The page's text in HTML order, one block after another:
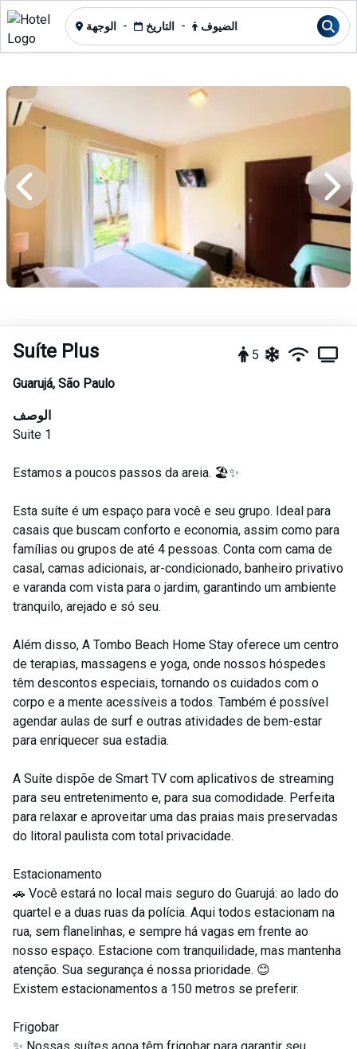
الوجهة - التاريخ - الضيوف
Suíte Plus
5
Guarujá, São Paulo
الوصف
Suite 1
Estamos a poucos passos da areia. 🏖️✨
Esta suíte é um espaço para você e seu grupo. Ideal para
casais que buscam conforto e economia, assim como para
famílias ou grupos de até 4 pessoas. Conta com cama de
casal, camas adicionais, ar-condicionado, banheiro privativo
e varanda com vista para o jardim, garantindo um ambiente
tranquilo, arejado e só seu.
Além disso, A Tombo Beach Home Stay oferece um centro
de terapias, massagens e yoga, onde nossos hóspedes
têm descontos especiais, tornando os cuidados com o
corpo e a mente acessíveis a todos. Também é possível
agendar aulas de surf e outras atividades de bem-estar
para enriquecer sua estadia.
A Suíte dispõe de Smart TV com aplicativos de streaming
para seu entretenimento e, para sua comodidade. Perfeita
para relaxar e aproveitar uma das praias mais preservadas
do litoral paulista com total privacidade.
Estacionamento
🚗 Você estará no local mais seguro do Guarujá: ao lado do
quartel e a duas ruas da polícia. Aqui todos estacionam na
rua, sem flanelinhas, e sempre há vagas em frente ao
nosso espaço. Estacione com tranquilidade, mas mantenha
atenção. Sua segurança é nossa prioridade. 😊
Existem estacionamentos a 150 metros se preferir.
Frigobar